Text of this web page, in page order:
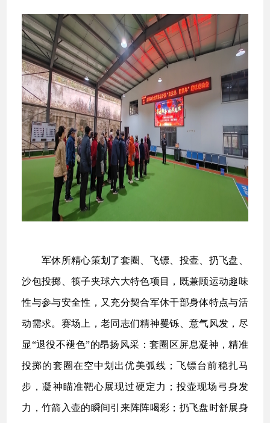
军休所精心策划了套圈、飞镖、投壶、扔飞盘、
沙包投掷、筷子夹球六大特色项目，既兼顾运动趣味
性与参与安全性，又充分契合军休干部身体特点与活
动需求。赛场上，老同志们精神矍铄、意气风发，尽
显“退役不褪色”的昂扬风采：套圈区屏息凝神，精准
投掷的套圈在空中划出优美弧线；飞镖台前稳扎马
步，凝神瞄准靶心展现过硬定力；投壶现场弓身发
力，竹箭入壶的瞬间引来阵阵喝彩；扔飞盘时舒展身